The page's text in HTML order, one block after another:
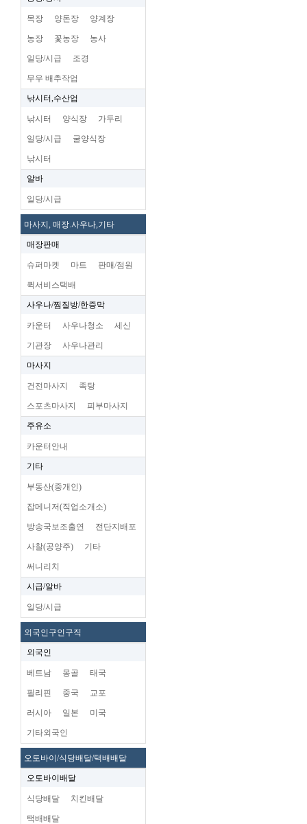
목장 양돈장 양계장
농장 꽃농장 농사
일당/시급 조경
무우 배추작업
낚시터,수산업
낚시터 양식장 가두리
일당/시급 굴양식장
낚시터
알바
일당/시급
마사지, 매장.사우나,기타
매장판매
슈퍼마켓 마트 판매/점원
퀵서비스택배
사우나/찜질방/한증막
카운터 사우나청소 세신
기관장 사우나관리
마사지
건전마사지 족탕
스포츠마사지 피부마사지
주유소
카운터안내
기타
부동산(중개인)
잡메니저(직업소개소)
방송국보조출연 전단지배포
사찰(공양주) 기타
써니리치
시급/알바
일당/시급
외국인구인구직
외국인
베트남 몽골 태국
필리핀 중국 교포
러시아 일본 미국
기타외국인
오토바이/식당배달/택배배달
오토바이배달
식당배달 치킨배달
택배배달